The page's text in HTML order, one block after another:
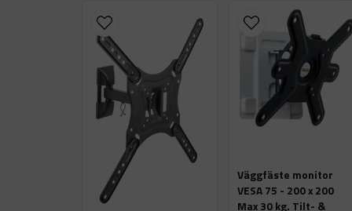
Väggfäste monitor
VESA 75 - 200 x 200
Max 30 kg. Tilt- &